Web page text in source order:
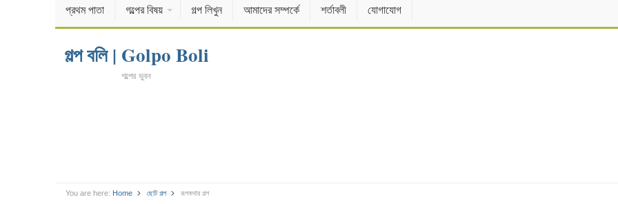
প্রথম পাতা গল্পের বিষয় গল্প লিখুন আমাদের সম্পর্কে শর্তাবলী যোগাযোগ
গল্প বলি | Golpo Boli
গল্পের ভুবন
You are here: Home ছোট গল্প রূপকথার গল্প